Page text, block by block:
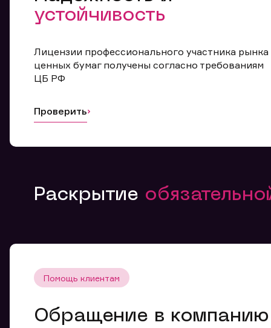
устойчивость
Лицензии профессионального участника рынка
ценных бумаг получены согласно требованиям
ЦБ РФ
Проверить
Раскрытие
Помощь клиентам
Обращение в компанию